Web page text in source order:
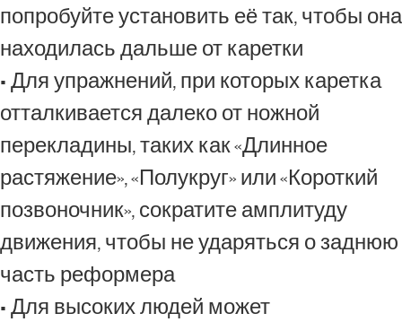
попробуйте установить её так, чтобы она
находилась дальше от каретки
• Для упражнений, при которых каретка
отталкивается далеко от ножной
перекладины, таких как «Длинное
растяжение», «Полукруг» или «Короткий
позвоночник», сократите амплитуду
движения, чтобы не ударяться о заднюю
часть реформера
• Для высоких людей может